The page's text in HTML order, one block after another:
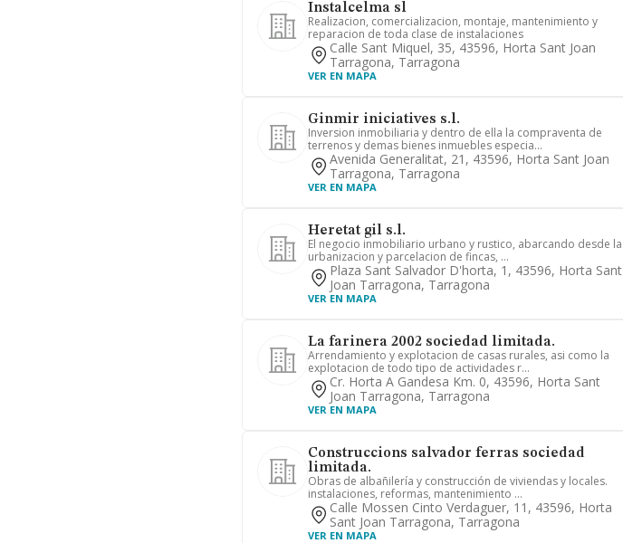
Instalcelma sl
Realizacion, comercializacion, montaje, mantenimiento y
reparacion de toda clase de instalaciones
Calle Sant Miquel, 35, 43596, Horta Sant Joan
Tarragona, Tarragona
VER EN MAPA
Ginmir iniciatives s.l.
Inversion inmobiliaria y dentro de ella la compraventa de
terrenos y demas bienes inmuebles especia...
Avenida Generalitat, 21, 43596, Horta Sant Joan
Tarragona, Tarragona
VER EN MAPA
Heretat gil s.l.
El negocio inmobiliario urbano y rustico, abarcando desde la
urbanizacion y parcelacion de fincas, ...
Plaza Sant Salvador D'horta, 1, 43596, Horta Sant
Joan Tarragona, Tarragona
VER EN MAPA
La farinera 2002 sociedad limitada.
Arrendamiento y explotacion de casas rurales, asi como la
explotacion de todo tipo de actividades r...
Cr. Horta A Gandesa Km. 0, 43596, Horta Sant
Joan Tarragona, Tarragona
VER EN MAPA
Construccions salvador ferras sociedad
limitada.
Obras de albañilería y construcción de viviendas y locales.
instalaciones, reformas, mantenimiento ...
Calle Mossen Cinto Verdaguer, 11, 43596, Horta
Sant Joan Tarragona, Tarragona
VER EN MAPA